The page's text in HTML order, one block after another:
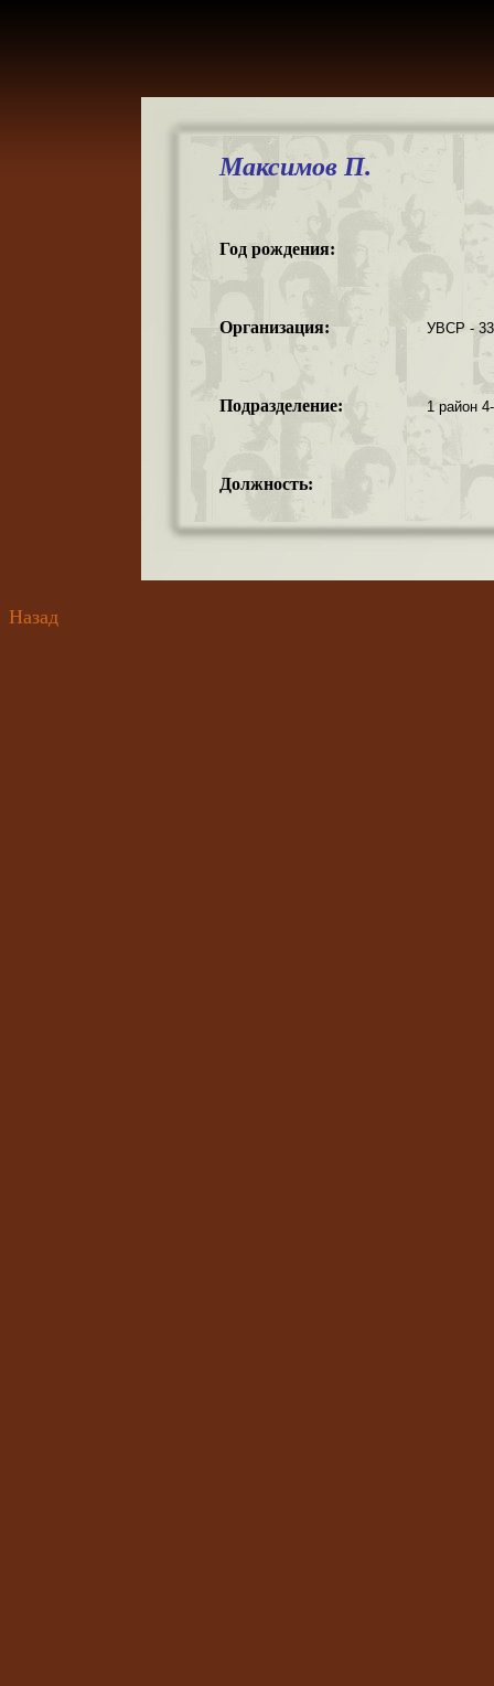
Максимов П.
Год рождения:
Организация: УВСР -
Подразделение: 1 район
Должность:
Назад